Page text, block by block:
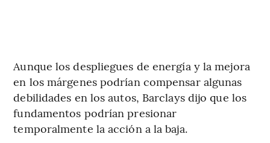
Aunque los despliegues de energía y la mejora
en los márgenes podrían compensar algunas
debilidades en los autos, Barclays dijo que los
fundamentos podrían presionar
temporalmente la acción a la baja.